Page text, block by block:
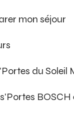
mon séjour
du Soleil